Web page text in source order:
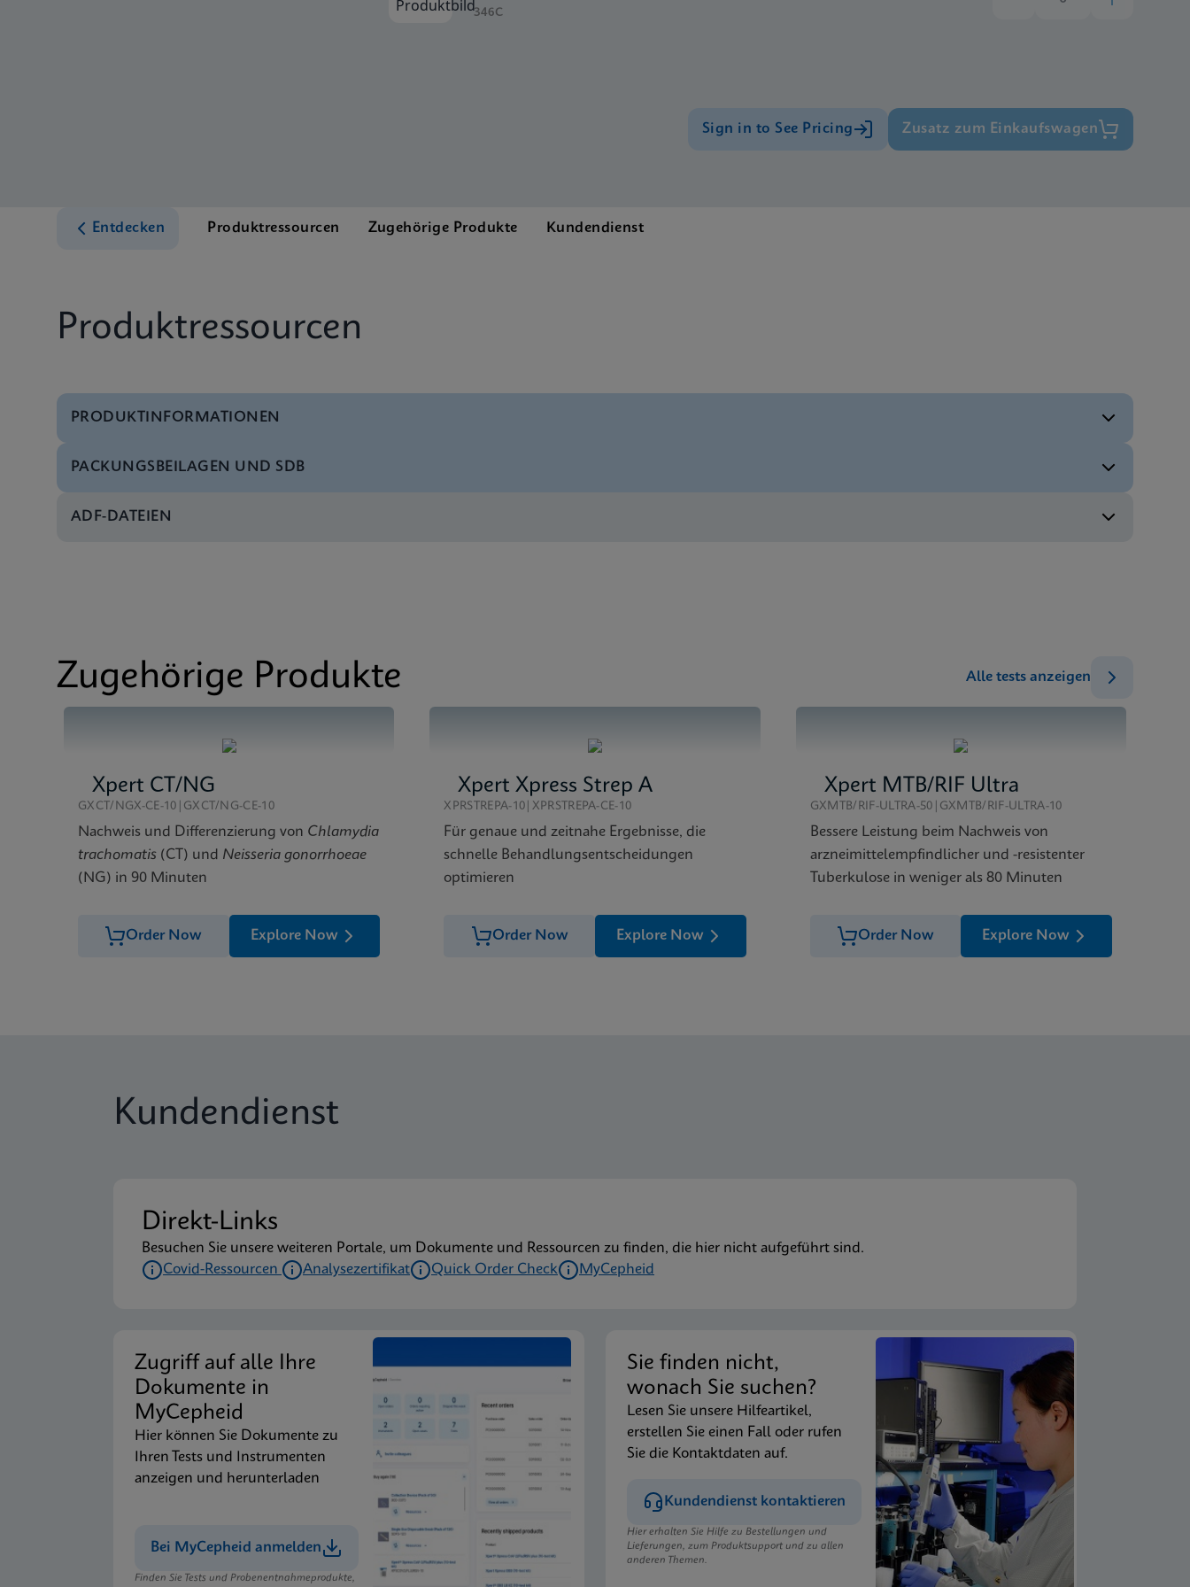
346C
Sign in to See Pricing Zusatz zum Einkaufswagen
Entdecken Produktressourcen Zugehörige Produkte Kundendienst
Produktressourcen
PRODUKTINFORMATIONEN
Test-Menü Xpert Xpress Flu/RSV Tests Menu CE-IVD (English)
PACKUNGSBEILAGEN UND SDB
SDB
ADF-DATEIEN
Zugehörige Produkte Alle tests anzeigen
Xpert CT/NG
GXCT/NGX-CE-10|GXCT/NG-CE-10
Nachweis und Differenzierung von Chlamydia
trachomatis (CT) und Neisseria gonorrhoeae
(NG) in 90 Minuten
Order Now Explore Now
Xpert Xpress Strep A
XPRSTREPA-10|XPRSTREPA-CE-10
Für genaue und zeitnahe Ergebnisse, die
schnelle Behandlungsentscheidungen
optimieren
Order Now Explore Now
Xpert MTB/RIF Ultra
GXMTB/RIF-ULTRA-50|GXMTB/RIF-ULTRA-10
Bessere Leistung beim Nachweis von
arzneimittelempfindlicher und -resistenter
Tuberkulose in weniger als 80 Minuten
Order Now Explore Now
Kundendienst
Direkt-Links
Besuchen Sie unsere weiteren Portale, um Dokumente und Ressourcen zu finden, die hier nicht aufgeführt sind.
Covid-Ressourcen
Analysezertifikat Quick Order Check MyCepheid
Zugriff auf alle Ihre
Dokumente in
MyCepheid
Hier können Sie Dokumente zu
Ihren Tests und Instrumenten
anzeigen und herunterladen
Bei MyCepheid anmelden
Finden Sie Tests und Probenentnahmeprodukte,
Sie finden nicht,
wonach Sie suchen?
Lesen Sie unsere Hilfeartikel,
erstellen Sie einen Fall oder rufen
Sie die Kontaktdaten auf.
Kundendienst kontaktieren
Hier erhalten Sie Hilfe zu Bestellungen und
Lieferungen, zum Produktsupport und zu allen
anderen Themen.